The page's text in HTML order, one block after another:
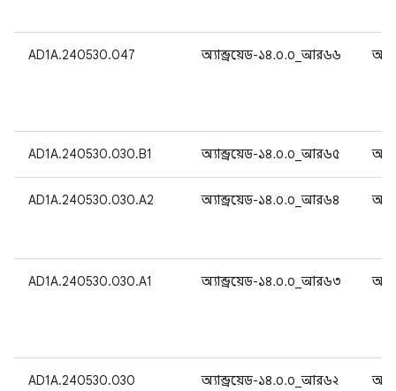
AD1A.240530.047 অ্যান্ড্রয়েড-১৪.০.০_আর৬৬
AD1A.240530.030.B1 অ্যান্ড্রয়েড-১৪.০.০_আর৬৫
AD1A.240530.030.A2 অ্যান্ড্রয়েড-১৪.০.০_আর৬৪
AD1A.240530.030.A1 অ্যান্ড্রয়েড-১৪.০.০_আর৬৩
AD1A.240530.030 অ্যান্ড্রয়েড-১৪.০.০_আর৬২